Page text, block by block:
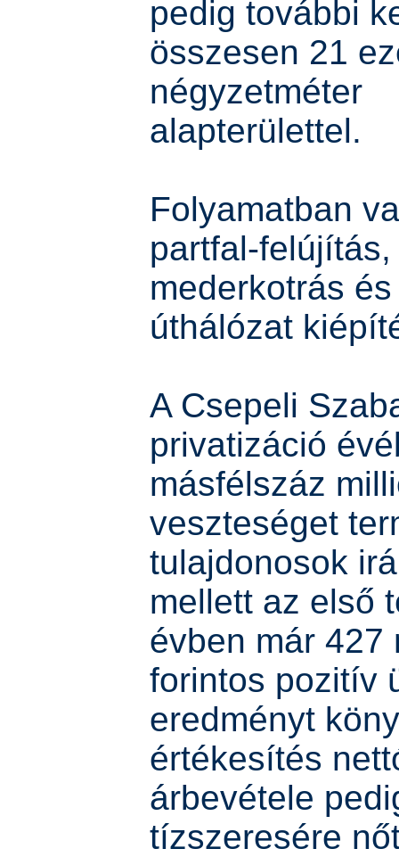
pedig további
összesen 21
négyzetméter
alapterülettel.
Folyamatban
partfal-felújítás,
mederkotrás
úthálózat
A Csepeli
privatizáció
másfélszáz
veszteséget
tulajdonosok
mellett az első
évben már 427
forintos pozitív
eredményt
értékesítés
árbevétele
tízszeresére